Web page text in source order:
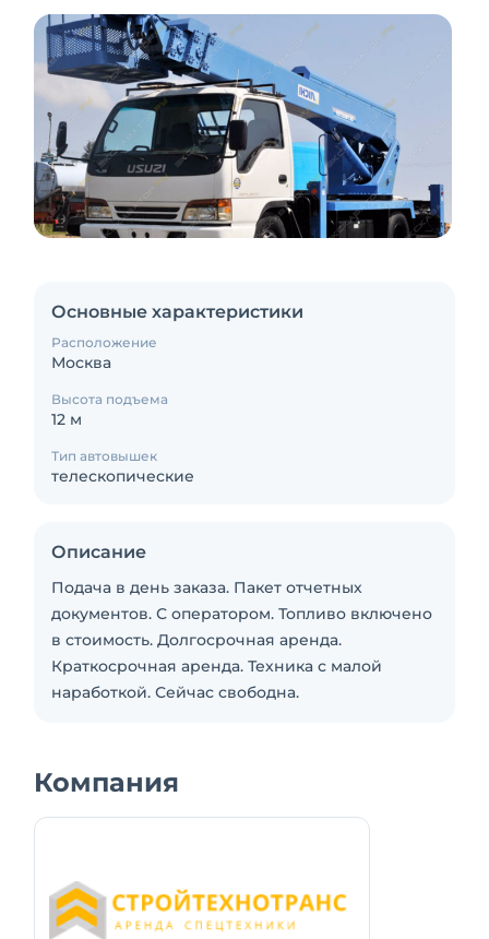
Основные характеристики
Расположение
Москва
Высота подъема
12 м
Тип автовышек
телескопические
Описание
Подача в день заказа. Пакет отчетных
документов. С оператором. Топливо включено
в стоимость. Долгосрочная аренда.
Краткосрочная аренда. Техника с малой
наработкой. Сейчас свободна.
Компания